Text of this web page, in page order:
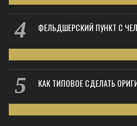
ФЕЛЬДШЕРСКИЙ ПУНКТ С
КАК ТИПОВОЕ СДЕЛАТЬ